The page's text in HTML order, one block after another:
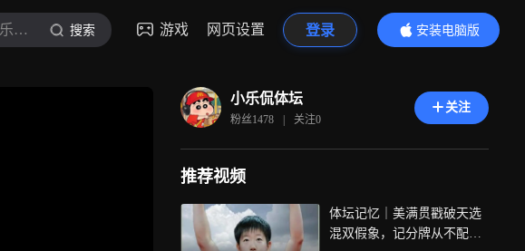
小乐侃体坛 搜索 游戏 网页设置 登录
安装电脑版
内容更精彩
小乐侃体坛
粉丝1478 | 关注0
关注
推荐视频
体坛记忆｜美满贯戳破天选
混双假象，记分牌从不配合